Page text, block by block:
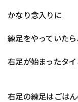
かなり念入りに
練足をやっていたら
右足が始まったタ
右足の練足はごは